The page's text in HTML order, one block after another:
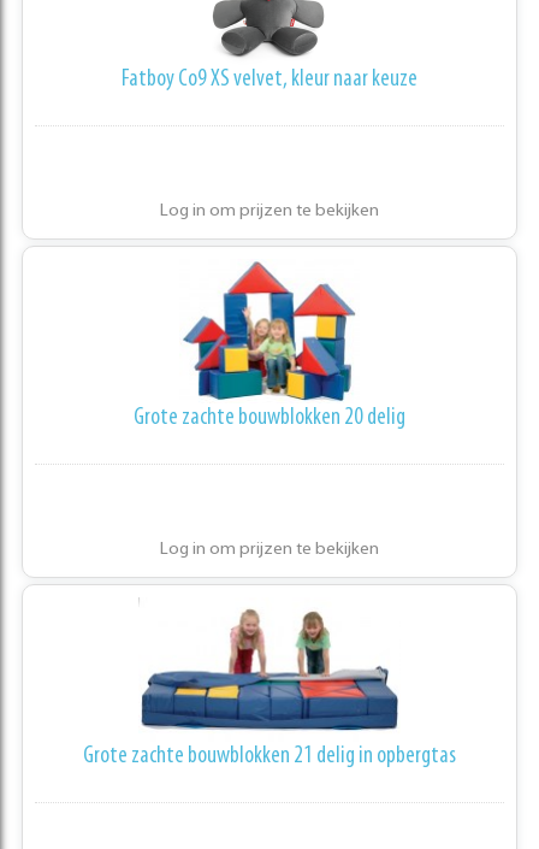
Fatboy Co9 XS velvet, kleur naar keuze
Log in om prijzen te bekijken
Grote zachte bouwblokken 20 delig
Log in om prijzen te bekijken
Grote zachte bouwblokken 21 delig in opbergtas